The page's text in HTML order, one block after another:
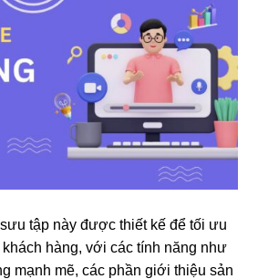
tập này được thiết kế để tối ưu
hàng, với các tính năng như
mạnh mẽ, các phần giới thiệu sản